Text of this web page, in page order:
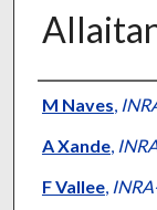
M Naves,
A Xande,
F Vallee,